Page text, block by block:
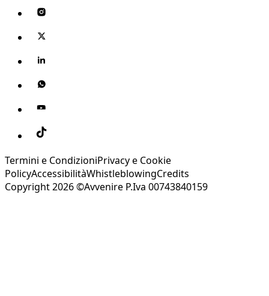
Termini e CondizioniPrivacy e Cookie
PolicyAccessibilitàWhistleblowingCredits
Copyright 2026 ©Avvenire P.Iva 00743840159